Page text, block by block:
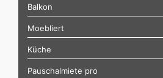
Balkon
Moebliert
Küche
Pauschalmiete pro